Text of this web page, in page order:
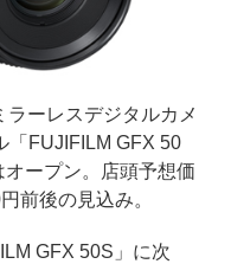
ーレスデジタルカメ
「FUJIFILM GFX 50
ープン。店頭予想価
前後の見込み。
GFX 50S」に次